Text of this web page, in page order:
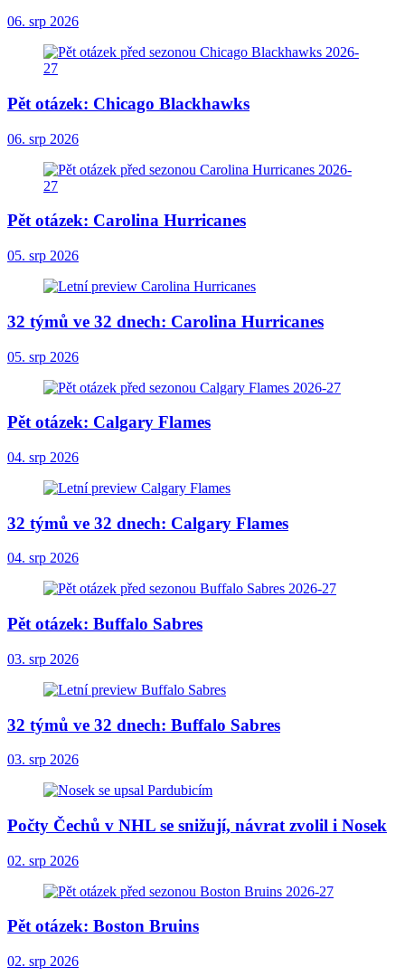
06. srp 2026
Pět otázek: Chicago Blackhawks
06. srp 2026
Pět otázek: Carolina Hurricanes
05. srp 2026
32 týmů ve 32 dnech: Carolina Hurricanes
05. srp 2026
Pět otázek: Calgary Flames
04. srp 2026
32 týmů ve 32 dnech: Calgary Flames
04. srp 2026
Pět otázek: Buffalo Sabres
03. srp 2026
32 týmů ve 32 dnech: Buffalo Sabres
03. srp 2026
Počty Čechů v NHL se snižují, návrat zvolil i Nosek
02. srp 2026
Pět otázek: Boston Bruins
02. srp 2026